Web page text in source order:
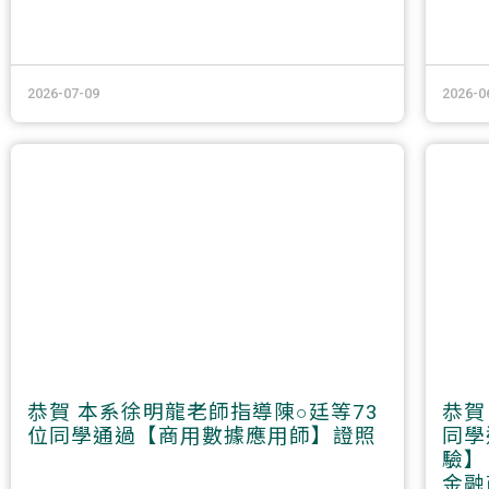
2026-07-09 2026-
恭賀 本系徐明龍老師指導陳○廷等73
位同學通過【商用數據應用師】證照
恭
同
驗